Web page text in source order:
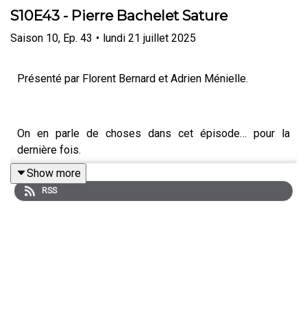
S10E43 - Pierre Bachelet Sature
Saison 10, Ep. 43 • lundi 21 juillet 2025
Présenté par Florent Bernard et Adrien Ménielle.
On en parle de choses dans cet épisode… pour la
dernière fois.
Bises,
Show more
RSS